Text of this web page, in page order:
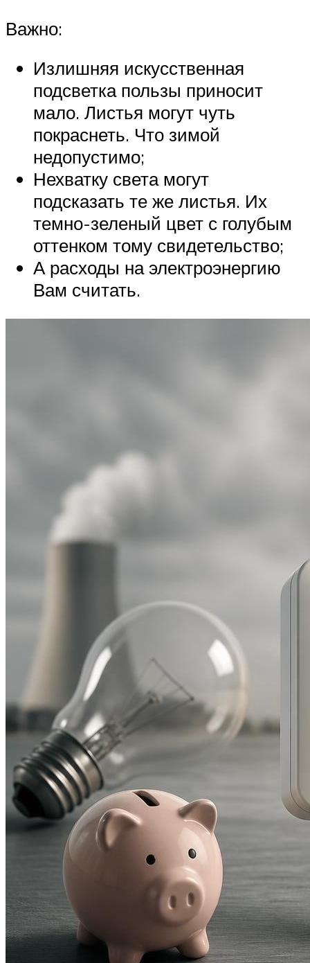
Важно:
Излишняя искусственная
подсветка пользы приносит
мало. Листья могут чуть
покраснеть. Что зимой
недопустимо;
Нехватку света могут
подсказать те же листья. Их
темно-зеленый цвет с голубым
оттенком тому свидетельство;
А расходы на электроэнергию
Вам считать.